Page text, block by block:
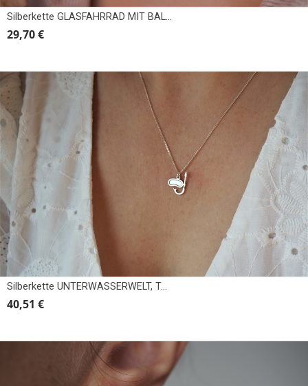
Silberkette GLASFAHRRAD MIT BALLONS
29,70 €
Silberkette UNTERWASSERWELT, TAUCHMASKE
40,51 €